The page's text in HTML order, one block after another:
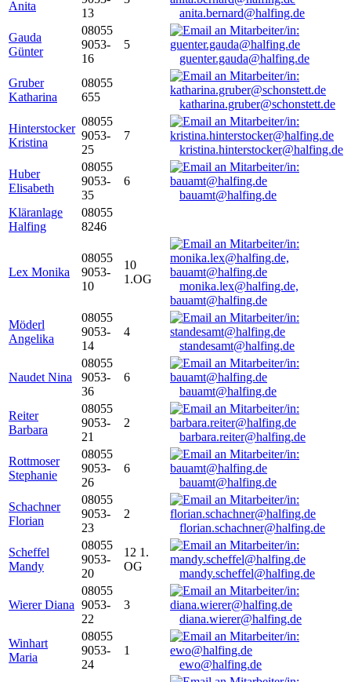
Anita
13
anita.bernard@halfing.de
Gauda
Günter
08055
9053-
16
5
guenter.gauda@halfing.de
Gruber
Katharina
08055
655
katharina.gruber@schonstett.de
Hinterstocker
Kristina
08055
9053-
25
7
kristina.hinterstocker@halfing.de
Huber
Elisabeth
08055
9053-
35
6
bauamt@halfing.de
Kläranlage
Halfing
08055
8246
Lex Monika
08055
9053-
10
10
1.OG
monika.lex@halfing.de,
bauamt@halfing.de
Möderl
Angelika
08055
9053-
14
4
standesamt@halfing.de
Naudet Nina
08055
9053-
36
6
bauamt@halfing.de
Reiter
Barbara
08055
9053-
21
2
barbara.reiter@halfing.de
Rottmoser
Stephanie
08055
9053-
26
6
bauamt@halfing.de
Schachner
Florian
08055
9053-
23
2
florian.schachner@halfing.de
Scheffel
Mandy
08055
9053-
20
12 1.
OG
mandy.scheffel@halfing.de
Wierer Diana
08055
9053-
22
3
diana.wierer@halfing.de
Winhart
Maria
08055
9053-
24
1
ewo@halfing.de